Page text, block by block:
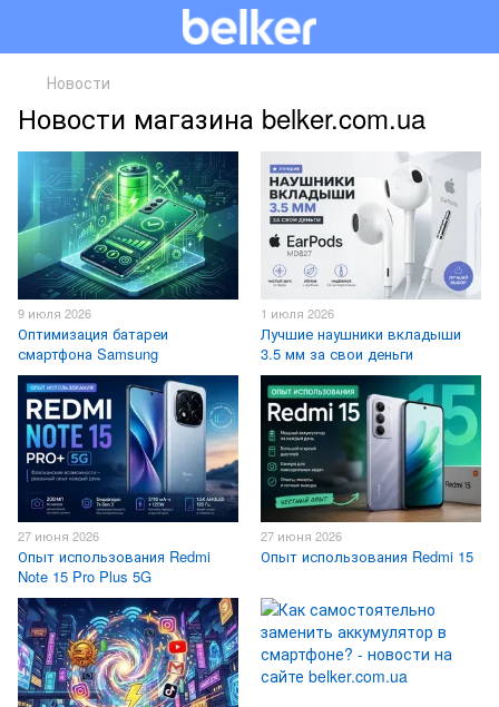
Новости
Новости магазина belker.com.ua
9 июля 2026
Оптимизация батареи
смартфона Samsung
1 июля 2026
Лучшие наушники вкладыши
3.5 мм за свои деньги
27 июня 2026
Опыт использования Redmi
Note 15 Pro Plus 5G
27 июня 2026
Опыт использования Redmi 15